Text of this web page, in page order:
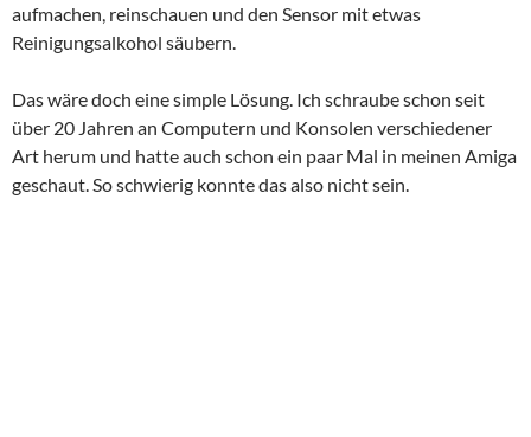
aufmachen, reinschauen und den Sensor mit etwas
Reinigungsalkohol säubern.
Das wäre doch eine simple Lösung. Ich schraube schon seit
über 20 Jahren an Computern und Konsolen verschiedener
Art herum und hatte auch schon ein paar Mal in meinen Amiga
geschaut. So schwierig konnte das also nicht sein.